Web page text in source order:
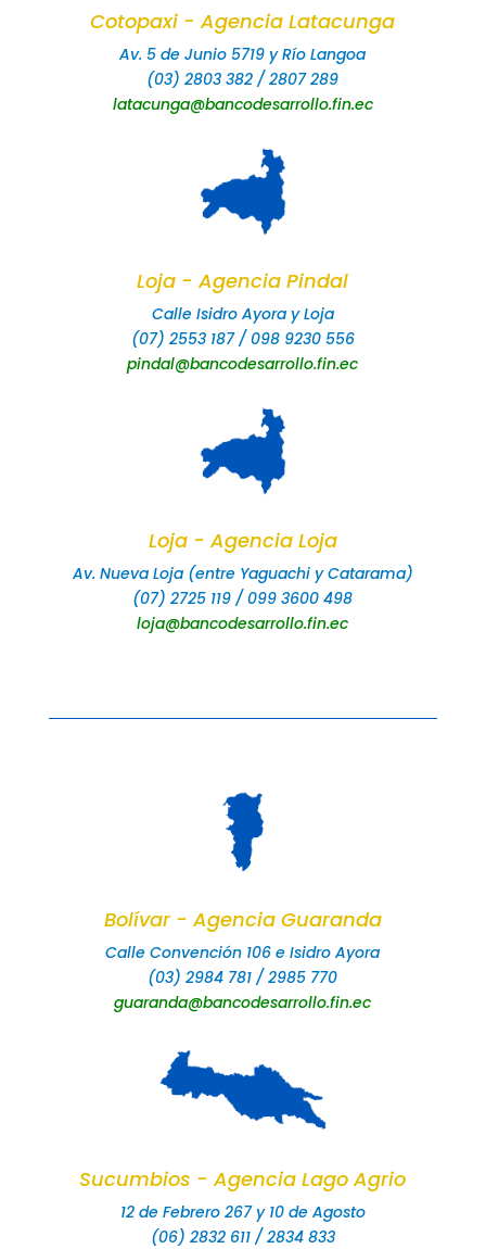
Cotopaxi - Agencia Latacunga
Av. 5 de Junio 5719 y Río Langoa
(03) 2803 382 / 2807 289
latacunga@bancodesarrollo.fin.ec
Loja - Agencia Pindal
Calle Isidro Ayora y Loja
(07) 2553 187 / 098 9230 556
pindal@bancodesarrollo.fin.ec
Loja - Agencia Loja
Av. Nueva Loja (entre Yaguachi y Catarama)
(07) 2725 119 / 099 3600 498
loja@bancodesarrollo.fin.ec
Bolívar - Agencia Guaranda
Calle Convención 106 e Isidro Ayora
(03) 2984 781 / 2985 770
guaranda@bancodesarrollo.fin.ec
Sucumbios - Agencia Lago Agrio
12 de Febrero 267 y 10 de Agosto
(06) 2832 611 / 2834 833